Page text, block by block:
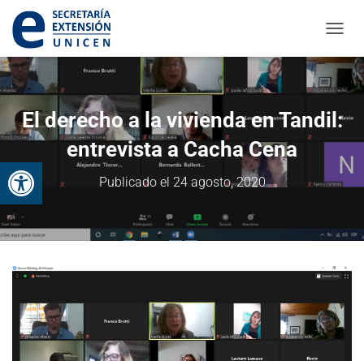
Abrir barra de herramientas
El derecho a la vivienda en Tandil:
entrevista a Cacha Cena
Publicado el 24 agosto, 2020